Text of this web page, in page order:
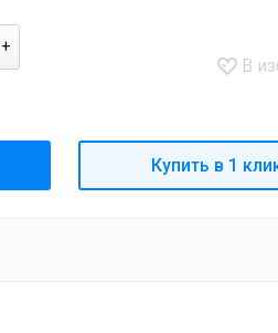
+
В
Купить в 1